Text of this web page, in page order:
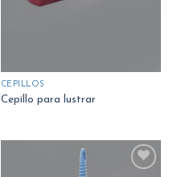
CEPILLOS
Cepillo para lustrar